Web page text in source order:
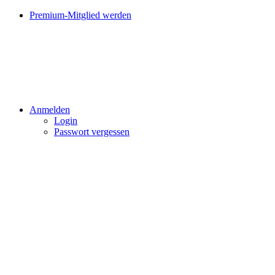
Premium-Mitglied werden
Anmelden
Login
Passwort vergessen